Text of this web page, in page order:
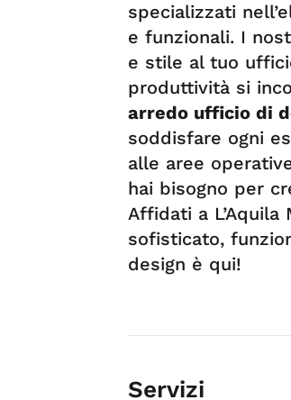
specializzati
e funzionali. I
e stile al tuo
produttività si
arredo ufficio di
soddisfare ogni
alle aree
hai bisogno per
Affidati a
sofisticato,
design è qui!
Servizi